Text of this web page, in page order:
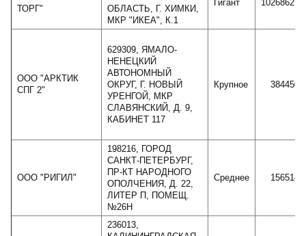
ТОРГ"
ОБЛАСТЬ, Г. ХИМКИ,
МКР "ИКЕА", К.1
Гигант 102686270
ООО "АРКТИК
СПГ 2"
629309, ЯМАЛО-
НЕНЕЦКИЙ
АВТОНОМНЫЙ
ОКРУГ, Г. НОВЫЙ
УРЕНГОЙ, МКР
СЛАВЯНСКИЙ, Д. 9,
КАБИНЕТ 117
Крупное 3844502
ООО "РИГИЛ"
198216, ГОРОД
САНКТ-ПЕТЕРБУРГ,
ПР-КТ НАРОДНОГО
ОПОЛЧЕНИЯ, Д. 22,
ЛИТЕР П, ПОМЕЩ.
№26Н
Среднее 1565148
236013,